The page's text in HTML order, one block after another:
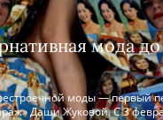
мода
моды — первый
Даши Жуковой. С 3